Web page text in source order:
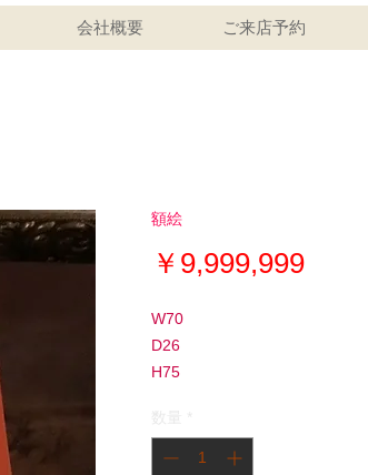
会社概要 ご来店予約
額絵
￥9,999,999価
W70
D26
H75